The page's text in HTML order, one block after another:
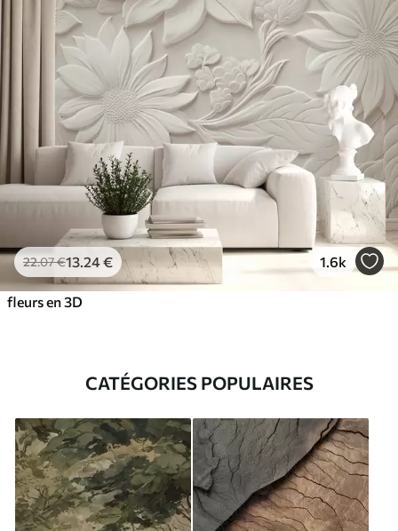
22.07€13 .24€ 1.6k
fleurs en 3D
CATÉGORIES POPULAIRES